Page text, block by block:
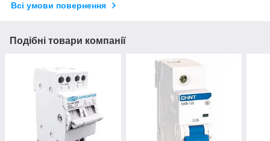
Всі умови повернення
Подібні товари компанії